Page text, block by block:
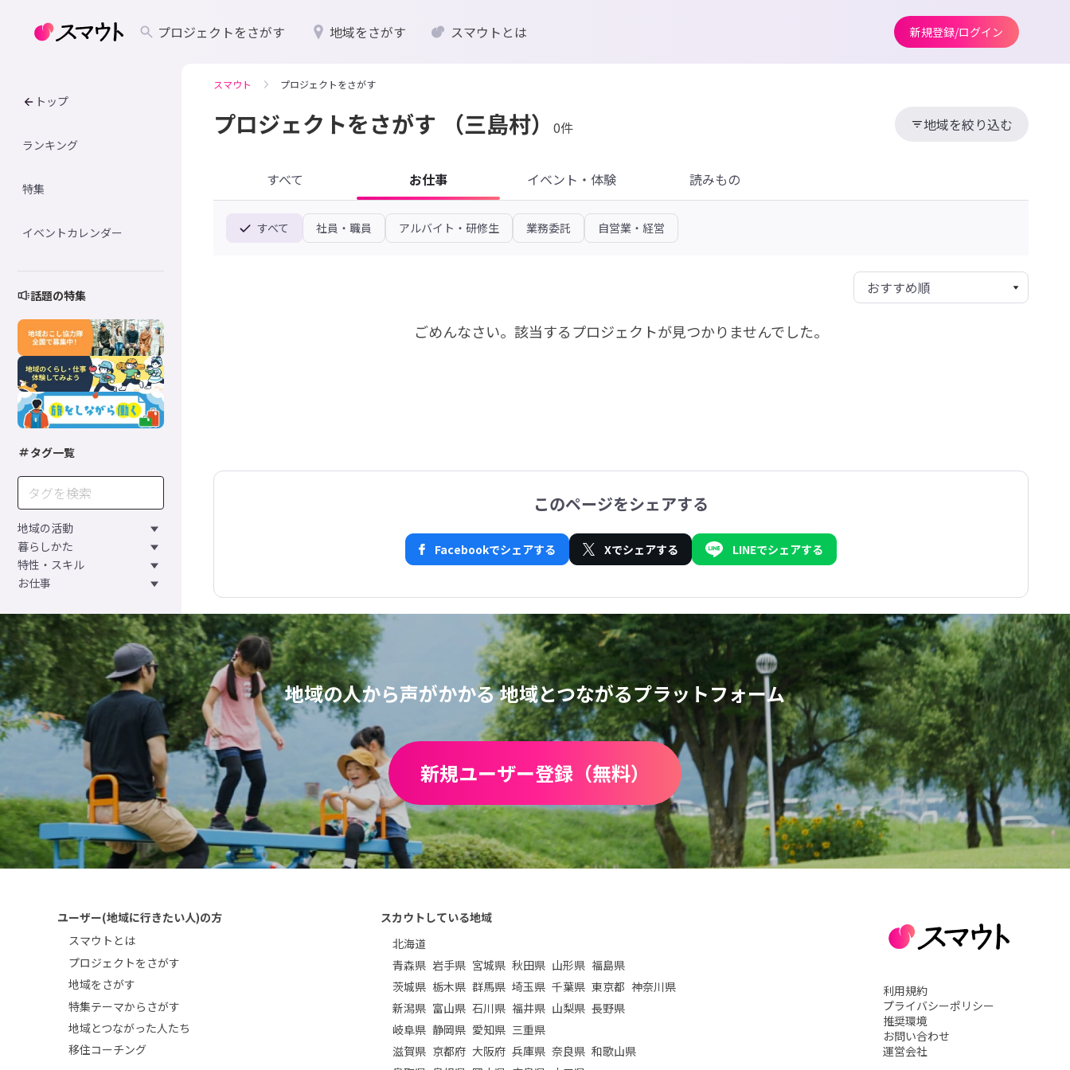
プロジェクトをさがす 地域をさがす スマウトとは 新規登録/ログイン
トップ
ランキング
特集
イベントカレンダー
話題の特集
タグ一覧
地域の活動
暮らしかた
特性・スキル
お仕事
スマウト プロジェクトをさがす
プロジェクトをさがす （三島村） 0件 地域を絞り込む
すべて お仕事 イベント・体験 読みもの
すべて 社員・職員 アルバイト・研修生 業務委託 自営業・経営
ごめんなさい。 該当するプロジェクトが見つかりませんでした。
このページをシェアする
Facebookでシェアする Xでシェアする LINEでシェアする
地域の人から声がかかる地域とつながるプラットフォーム
新規ユーザー登録（無料）
ユーザー(地域に行きたい人)の方
スマウトとは
プロジェクトをさがす
地域をさがす
特集テーマからさがす
地域とつながった人たち
移住コーチング
スカウトしている地域
北海道
青森県 岩手県 宮城県 秋田県 山形県 福島県
茨城県 栃木県 群馬県 埼玉県 千葉県 東京都 神奈川県
新潟県 富山県 石川県 福井県 山梨県 長野県
岐阜県 静岡県 愛知県 三重県
滋賀県 京都府 大阪府 兵庫県 奈良県 和歌山県
利用規約
プライバシーポリシー
推奨環境
お問い合わせ
運営会社